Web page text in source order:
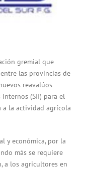
gremial que
las provincias de
reavalúos
(SII) para el
a la actividad agrícola
y económica, por la
más se requiere
a los agricultores en